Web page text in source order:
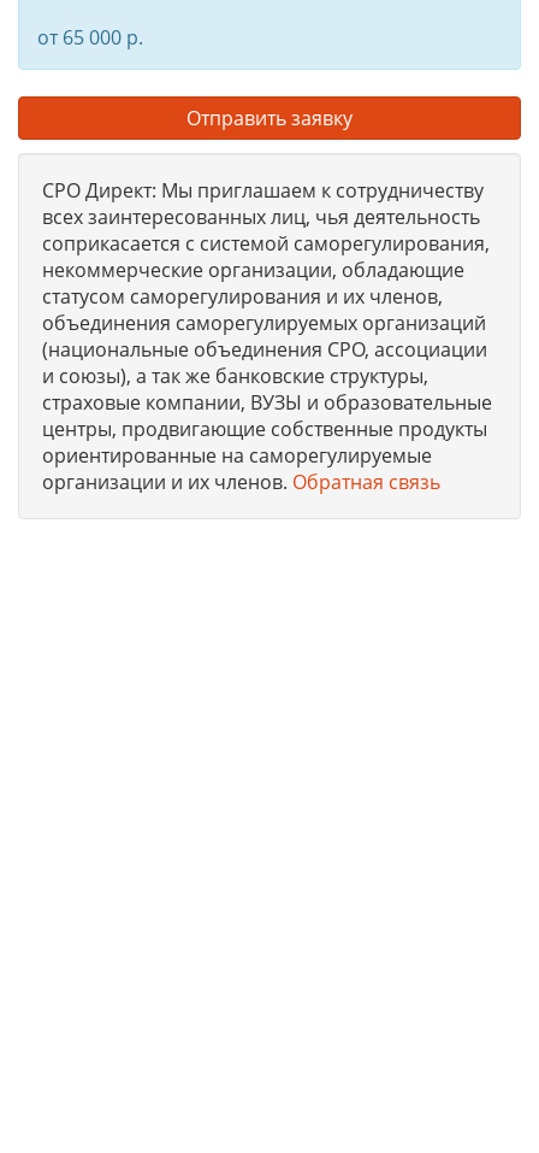
от 65 000 р.
Отправить заявку
СРО Директ: Мы приглашаем к сотрудничеству
всех заинтересованных лиц, чья деятельность
соприкасается с системой саморегулирования,
некоммерческие организации, обладающие
статусом саморегулирования и их членов,
объединения саморегулируемых организаций
(национальные объединения СРО, ассоциации
и союзы), а так же банковские структуры,
страховые компании, ВУЗЫ и образовательные
центры, продвигающие собственные продукты
ориентированные на саморегулируемые
организации и их членов. Обратная связь